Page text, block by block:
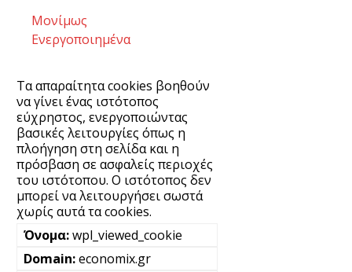
Μονίμως
Ενεργοποιημένα
Τα απαραίτητα cookies βοηθούν
να γίνει ένας ιστότοπος
εύχρηστος, ενεργοποιώντας
βασικές λειτουργίες όπως η
πλοήγηση στη σελίδα και η
πρόσβαση σε ασφαλείς περιοχές
του ιστότοπου. Ο ιστότοπος δεν
μπορεί να λειτουργήσει σωστά
χωρίς αυτά τα cookies.
wpl_viewed_cookie
economix.gr